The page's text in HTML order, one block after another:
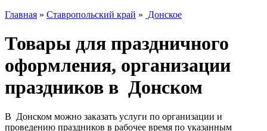
Главная » Ставропольский край » Донское
Товары для праздничного
оформления, организации
праздников в Донском
В Донском можно заказать услуги по организации и
проведению праздников в рабочее время по указанным